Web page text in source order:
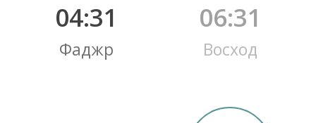
04:31
Фаджр
06:31
Восход